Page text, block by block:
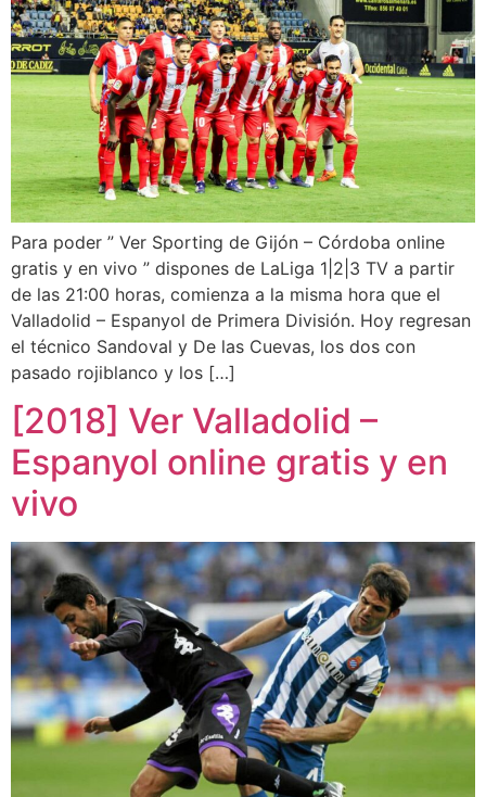
Para poder ” Ver Sporting de Gijón – Córdoba online
gratis y en vivo ” dispones de LaLiga 1|2|3 TV a partir
de las 21:00 horas, comienza a la misma hora que el
Valladolid – Espanyol de Primera División. Hoy regresan
el técnico Sandoval y De las Cuevas, los dos con
pasado rojiblanco y los […]
[2018] Ver Valladolid –
Espanyol online gratis y en
vivo